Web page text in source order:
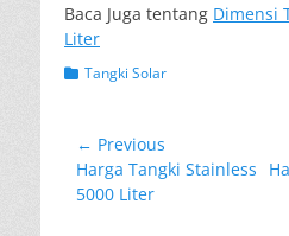
Baca Juga tentang Dimensi
Liter
Categories
Tangki Solar
Post
navigation
← Previous
Previous
post:
Harga Tangki Stainless
5000 Liter